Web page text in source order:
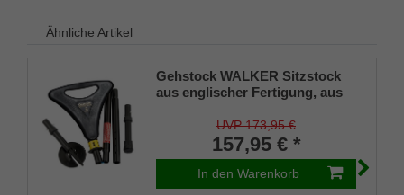
Ähnliche Artikel
Gehstock WALKER Sitzstock
aus englischer Fertigung, aus
Spezial-Klappsitz/griff,inklusiv
Gummipuffer und
wasserdichter Nylontasche,
UVP 173,95 €
157,95 € *
In den Warenkorb